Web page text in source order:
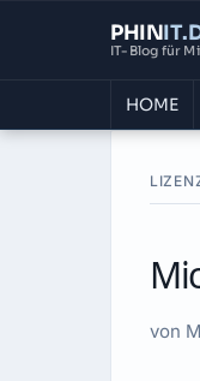
PHINIT
IT-Blog für
HOME
von